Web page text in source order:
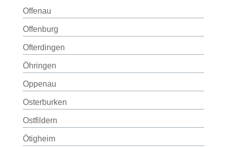
Offenau
Offenburg
Ofterdingen
Öhringen
Oppenau
Osterburken
Ostfildern
Ötigheim